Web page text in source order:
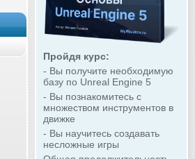
Пройдя курс:
- Вы получите необходимую
базу по Unreal Engine 5
- Вы познакомитесь с
множеством инструментов в
движке
- Вы научитесь создавать
несложные игры